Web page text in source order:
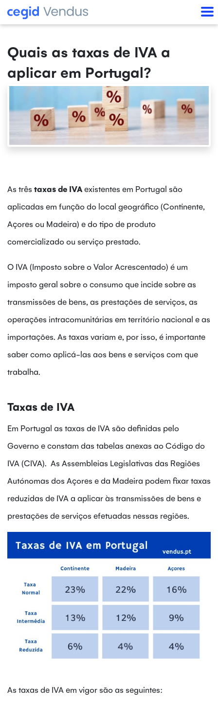
Quais as taxas de IVA a
aplicar em Portugal?
As três taxas de IVAexistentes em Portugal são
aplicadas em função do local geográfico (Continente,
Açores ou Madeira) e do tipo de produto
comercializado ou serviço prestado.
O IVA (Imposto sobre o Valor Acrescentado) é um
imposto geral sobre o consumo que incide sobre as
transmissões de bens, as prestações de serviços, as
operações intracomunitárias em território nacional e as
importações. As taxas variam e, por isso, é importante
saber como aplicá-las aos bens e serviços com que
trabalha.
Taxas de IVA
Em Portugal as taxas de IVA são definidas pelo
Governo e constam das tabelas anexas ao Código do
IVA (CIVA). As Assembleias Legislativas das Regiões
Autónomas dos Açores e da Madeira podem fixar taxas
reduzidas de IVA a aplicar às transmissões de bens e
prestações de serviços efetuadas nessas regiões.
As taxas de IVA em vigor são as seguintes: